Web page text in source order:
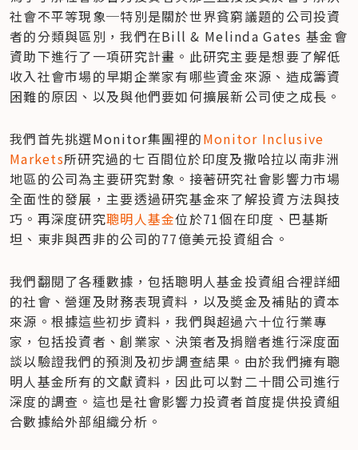
社會不平等現象─特別是關於世界貧窮議題的公司投資
者的分類與區別，我們在Bill & Melinda Gates 基金會
資助下進行了一項研究計畫。此研究主要是想要了解低
收入社會市場的早期企業家有哪些資金來源、造成籌資
困難的原因、以及與他們要如何擴展新公司使之成長。
我們首先挑選Monitor集團裡的Monitor Inclusive
Markets所研究過的七百間位於印度及撒哈拉以南非洲
地區的公司為主要研究對象。接著研究社會影響力市場
全面性的發展，主要透過研究基金來了解投資方法與技
巧。再深度研究聰明人基金位於71個在印度、巴基斯
坦、東非與西非的公司的77億美元投資組合。
我們翻閱了各種數據，包括聰明人基金投資組合裡詳細
的社會、營運及財務表現資料，以及奬金及補貼的資本
來源。根據這些初步資料，我們與超過六十位行業專
家，包括投資者、創業家、決策者及捐贈者進行深度面
談以驗證我們的預測及初步調查結果。由於我們擁有聰
明人基金所有的文獻資料，因此可以對二十間公司進行
深度的調查。這也是社會影響力投資者首度提供投資組
合數據給外部組織分析。